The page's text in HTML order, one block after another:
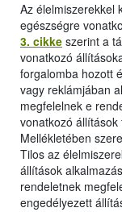
Az élelmiszerekkel
egészségre
3. cikke szerint a
vonatkozó
forgalomba hozott
vagy reklámjában
megfelelnek e
vonatkozó
Mellékletében
Tilos az
állítások
rendeletnek
engedélyezett